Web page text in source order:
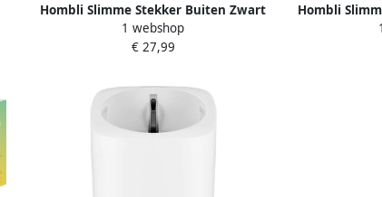
Hombli Slimme Stekker Buiten Zwart
1 webshop
€ 27,99
Hombli